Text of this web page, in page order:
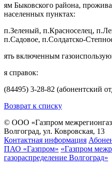
ям Быковского района,
населенных пунктах:
п.Зеленый, п.Красноселец,
п.Садовое, п.Солдатско-
ять включенным
я справок:
(84495) 3-28-82 (абонентский
Возврат к списку
© ООО «Газпром межрегионгаз
Волгоград, ул. Ковровская, 13
Контактная информация
ПАО «Газпром» «Газпром
газораспределение Волгоград»